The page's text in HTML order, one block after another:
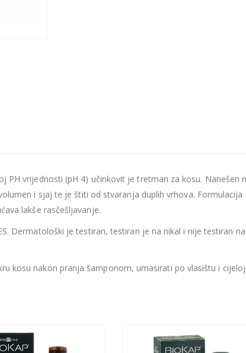
vrijednosti (pH 4) učinkovit je tretman za kosu. Nanešen
i sjaj te je štiti od stvaranja duplih vrhova.
lakše rasčešljavanje.
Dermatološki je testiran, testiran je na nikal i nije testiran
kosu nakon pranja šamponom, umasirati po vlasištu i